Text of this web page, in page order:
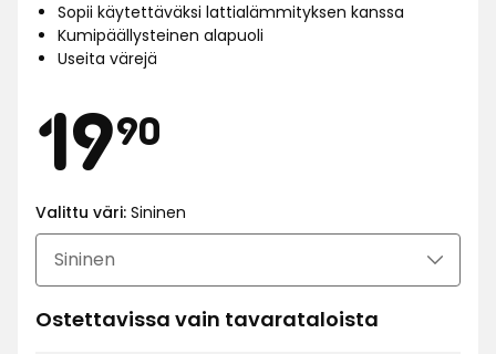
Sopii käytettäväksi lattialämmityksen kanssa
Kumipäällysteinen alapuoli
Useita värejä
Hinta
1990
€
Valittu väri: Sininen
Ostettavissa vain tavarataloista